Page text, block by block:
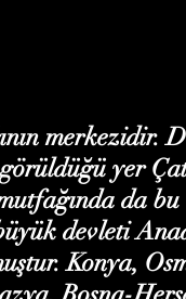
merkezidir.
yer
da
devleti
Konya,